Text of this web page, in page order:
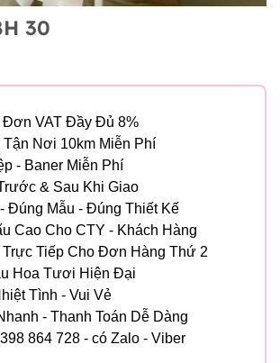
30
Đơn VAT Đầy Đủ 8%
Tận Nơi 10km Miễn Phí
- Baner Miễn Phí
& Sau Khi Giao
Đúng Mẫu - Đúng Thiết Kế
Cao Cho CTY - Khách Hàng
Trực Tiếp Cho Đơn Hàng Thứ 2
Hoa Tươi Hiện Đại
Tình - Vui Vẻ
- Thanh Toán Dễ Dàng
864 728 - có Zalo - Viber